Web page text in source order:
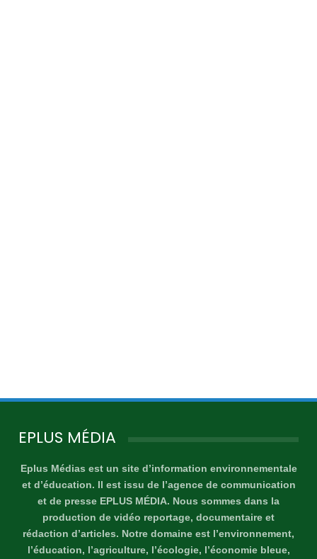
EPLUS MÉDIA
Eplus Médias est un site d’information environnementale
et d’éducation. Il est issu de l’agence de communication
et de presse EPLUS MÉDIA. Nous sommes dans la
production de vidéo reportage, documentaire et
rédaction d’articles. Notre domaine est l’environnement,
l’éducation, l’agriculture, l’écologie, l’économie bleue,